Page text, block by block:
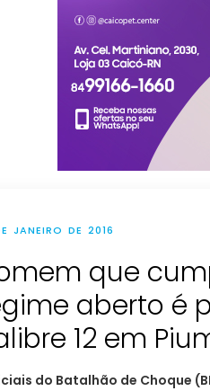
JANEIRO DE 2016
que
aberto é
do Batalhão de Choque